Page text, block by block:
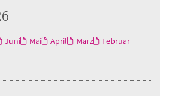
Juni Mai April März
Februar